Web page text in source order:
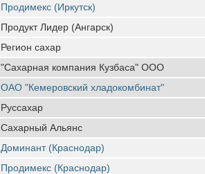
Продимекс (Иркутск)
Продукт Лидер (Ангарск)
Регион сахар
"Сахарная компания Кузбаса" ООО
ОАО "Кемеровский хладокомбинат"
Руссахар
Сахарный Альянс
Доминант (Краснодар)
Продимекс (Краснодар)